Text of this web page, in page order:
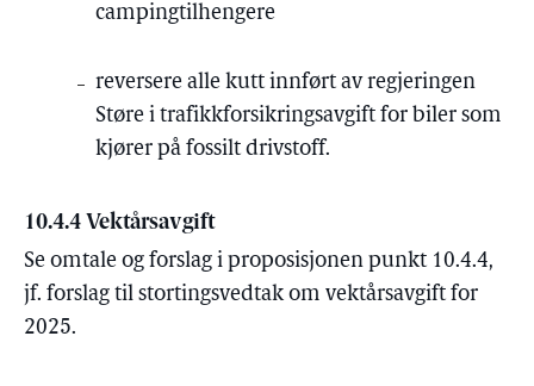
campingtilhengere
reversere alle kutt innført av regjeringen
Støre i trafikkforsikringsavgift for biler som
kjører på fossilt drivstoff.
10.4.4 Vektårsavgift
Se omtale og forslag i proposisjonen punkt 10.4.4,
jf. forslag til stortingsvedtak om vektårsavgift for
2025.